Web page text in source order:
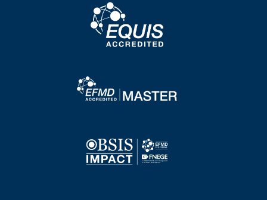
Image
Image
Image